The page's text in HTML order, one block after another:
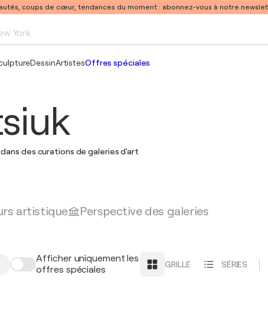
coups de cœur, tendances du moment : abonnez-vous à notre
York
DessinArtistesOffres spéciales
dans des curations de galeries d'art
artistique Perspective des galeries
Afficher uniquement les
offres spéciales
GRILLE SÉRIES